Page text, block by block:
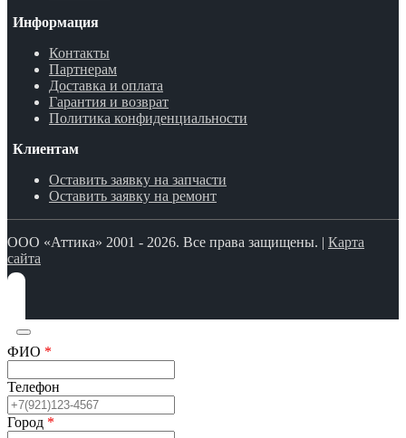
Информация
Контакты
Партнерам
Доставка и оплата
Гарантия и возврат
Политика конфиденциальности
Клиентам
Оставить заявку на запчасти
Оставить заявку на ремонт
ООО «Аттика» 2001 - 2026. Все права защищены. | Карта
сайта
ФИО *
Телефон
Город *